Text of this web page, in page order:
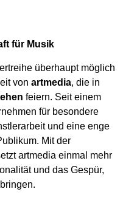
für Musik
überhaupt möglich
von artmedia, die in
feiern. Seit einem
für besondere
und eine enge
Mit der
artmedia einmal mehr
und das Gespür,